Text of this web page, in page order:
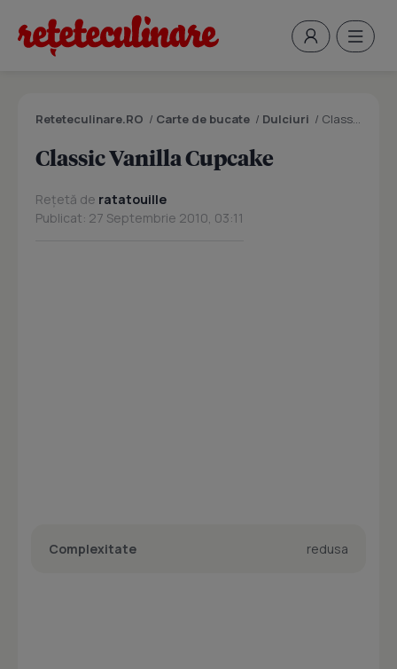
Reteteculinare.RO / Carte de bucate / Dulciuri / Classic Vanilla Cupcake
Classic Vanilla Cupcake
Rețetă de ratatouille
Publicat: 27 Septembrie 2010, 03:11
Complexitate redusa